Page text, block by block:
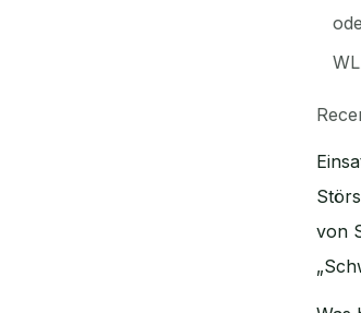
von